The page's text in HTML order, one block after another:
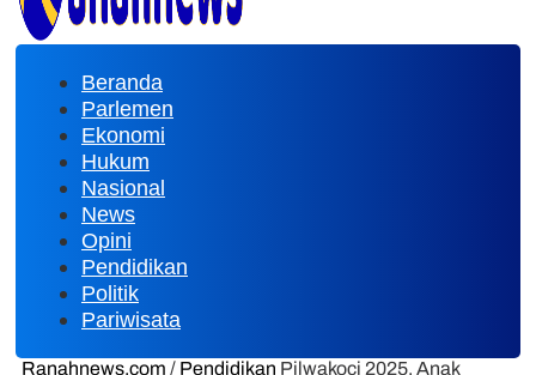
Beranda
Parlemen
Ekonomi
Hukum
Nasional
News
Opini
Pendidikan
Politik
Pariwisata
Ranahnews.com / Pendidikan Pilwakoci 2025, Anak